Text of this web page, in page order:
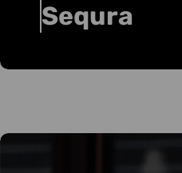
Sequra